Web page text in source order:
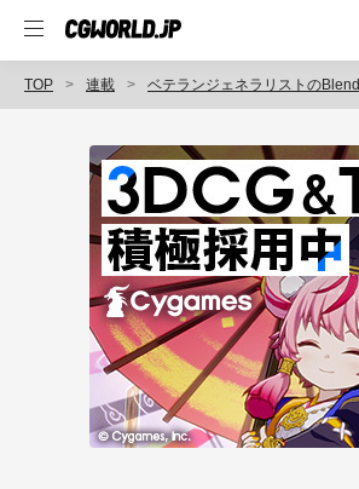
TOP 連載 ベテランジェネラリストの